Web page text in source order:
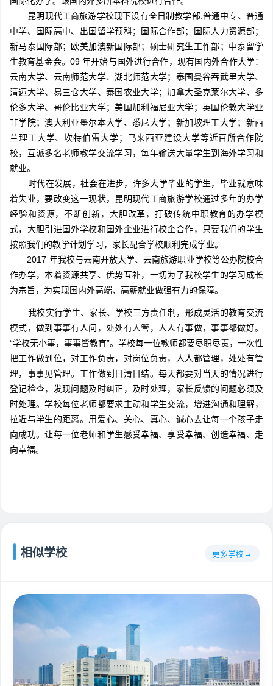
昆明现代工商旅游学校现下设有全日制教学部:普通中专、普通
中学、国际高中、出国留学预科；国际合作部；国际人力资源部；
新马泰国际部；欧美加澳新国际部；硕士研究生工作部；中泰留学
生教育基金会。09 年开始与国外进行合作，现有国内外合作大学：
云南大学、云南师范大学、湖北师范大学；泰国曼谷吞武里大学、
清迈大学、易三仓大学、泰国农业大学；加拿大圣克莱尔大学、多
伦多大学、哥伦比亚大学；美国加利福尼亚大学；英国伦敦大学亚
非学院；澳大利亚墨尔本大学、悉尼大学；新加坡理工大学；新西
兰理工大学、坎特伯雷大学；马来西亚建设大学等近百所合作院
校，互派多名老师教学交流学习，每年输送大量学生到海外学习和
就业。
时代在发展，社会在进步，许多大学毕业的学生，毕业就意味
着失业，要改变这一现状，昆明现代工商旅游学校通过多年的办学
经验和资源，不断创新，大胆改革，打破传统中职教育的办学模
式，大胆引进国外学校和国外企业进行校企合作，只要我们的学生
按照我们的教学计划学习，家长配合学校顺利完成学业。
2017 年我校与云南开放大学、云南旅游职业学校等公办院校合
作办学，本着资源共享、优势互补，一切为了我校学生的学习成长
为宗旨，为实现国内外高端、高薪就业做强有力的保障。
我校实行学生、家长、学校三方责任制，形成灵活的教育交流
模式，做到事事有人问，处处有人管，人人有事做，事事都做好。
“学校无小事，事事皆教育”。学校每一位教师都要尽职尽责，一次性
把工作做到位，对工作负责，对岗位负责，人人都管理，处处有管
理，事事见管理。工作做到日清日结。每天都要对当天的情况进行
登记检查，发现问题及时纠正，及时处理，家长反馈的问题必须及
时处理。学校每位老师都要求主动和学生交流，增进沟通和理解，
拉近与学生的距离。用爱心、关心、真心、诚心去让每一个孩子走
向成功。让每一位老师和学生感受幸福、享受幸福、创造幸福、走
向幸福。
相似学校 更多学校